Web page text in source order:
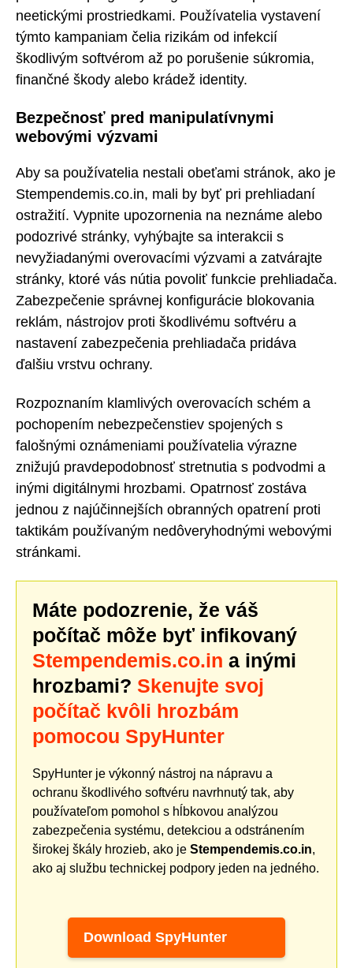
neetickými prostriedkami. Používatelia vystavení
týmto kampaniam čelia rizikám od infekcií
škodlivým softvérom až po porušenie súkromia,
finančné škody alebo krádež identity.
Bezpečnosť pred manipulatívnymi
webovými výzvami
Aby sa používatelia nestali obeťami stránok, ako je
Stempendemis.co.in, mali by byť pri prehliadaní
ostražití. Vypnite upozornenia na neznáme alebo
podozrivé stránky, vyhýbajte sa interakcii s
nevyžiadanými overovacími výzvami a zatvárajte
stránky, ktoré vás nútia povoliť funkcie prehliadača.
Zabezpečenie správnej konfigurácie blokovania
reklám, nástrojov proti škodlivému softvéru a
nastavení zabezpečenia prehliadača pridáva
ďalšiu vrstvu ochrany.
Rozpoznaním klamlivých overovacích schém a
pochopením nebezpečenstiev spojených s
falošnými oznámeniami používatelia výrazne
znižujú pravdepodobnosť stretnutia s podvodmi a
inými digitálnymi hrozbami. Opatrnosť zostáva
jednou z najúčinnejších obranných opatrení proti
taktikám používaným nedôveryhodnými webovými
stránkami.
Máte podozrenie, že váš
počítač môže byť infikovaný
Stempendemis.co.in a inými
hrozbami? Skenujte svoj
počítač kvôli hrozbám
pomocou SpyHunter
SpyHunter je výkonný nástroj na nápravu a
ochranu škodlivého softvéru navrhnutý tak, aby
používateľom pomohol s hĺbkovou analýzou
zabezpečenia systému, detekciou a odstránením
širokej škály hrozieb, ako je Stempendemis.co.in,
ako aj službu technickej podpory jeden na jedného.
Download SpyHunter